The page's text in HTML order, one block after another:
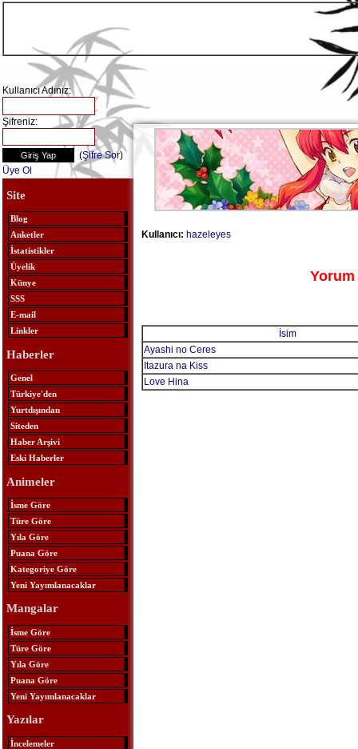
Kullanıcı Adınız:
Şifreniz:
(Şifre Sor)
Üye Ol
Site
Blog
Anketler
İstatistikler
Üyelik
Künye
SSS
E-mail
Linkler
Haberler
Genel
Türkiye'den
Yurtdışından
Siteden
Haber Arşivi
Eski Haberler
Animeler
İsme Göre
Türe Göre
Yıla Göre
Puana Göre
Kategoriye Göre
Yeni Yayımlanacaklar
Mangalar
İsme Göre
Türe Göre
Yıla Göre
Puana Göre
Yeni Yayımlanacaklar
Yazılar
İncelemeler
Kullanıcı: hazeleyes
Yorum
İsim
Ayashi no Ceres
Itazura na Kiss
Love Hina